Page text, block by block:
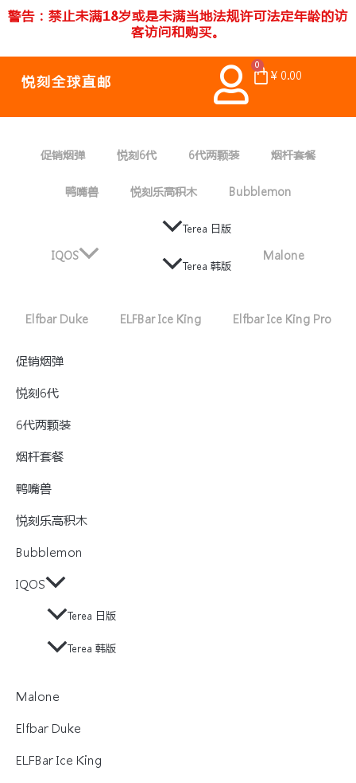
跳警告：禁止未满18岁或是未满当地法规许可法定年龄的访
客访问和购买。
悦刻全球直邮 ¥0.00
0 Cart
促销烟弹 悦刻6代 6代两颗装 烟杆套餐
鸭嘴兽 悦刻乐高积木 Bubblemon
IQOS
Terea 日版
Terea 韩版
Malone
Elfbar Duke ELFBar Ice King Elfbar Ice King Pro
促销烟弹
悦刻6代
6代两颗装
烟杆套餐
鸭嘴兽
悦刻乐高积木
Bubblemon
IQOS
Terea 日版
Terea 韩版
Malone
Elfbar Duke
ELFBar Ice King